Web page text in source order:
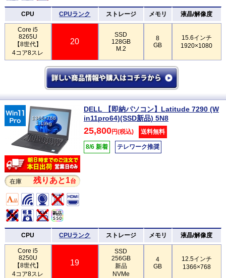
CPU CPUランク ストレージ メモリ 液晶/解像度
Core i5
8265U
【8世代】
4コア8スレ
20
SSD
128GB
M.2
8
GB
15.6インチ
1920×1080
1366×768
1.19kg
在庫 残りあと1台
DELL 【即納パソコン】Latitude 7290 (W
in11pro64)(SSD新品) 5N8
25,800円(税込) 送料無料
8/6 新着 テレワーク推奨
CPU CPUランク ストレージ メモリ 液晶/解像度
Core i5
8250U
【8世代】
4コア8スレ
19
SSD
256GB
新品
NVMe
4
GB
12.5インチ
1366×768